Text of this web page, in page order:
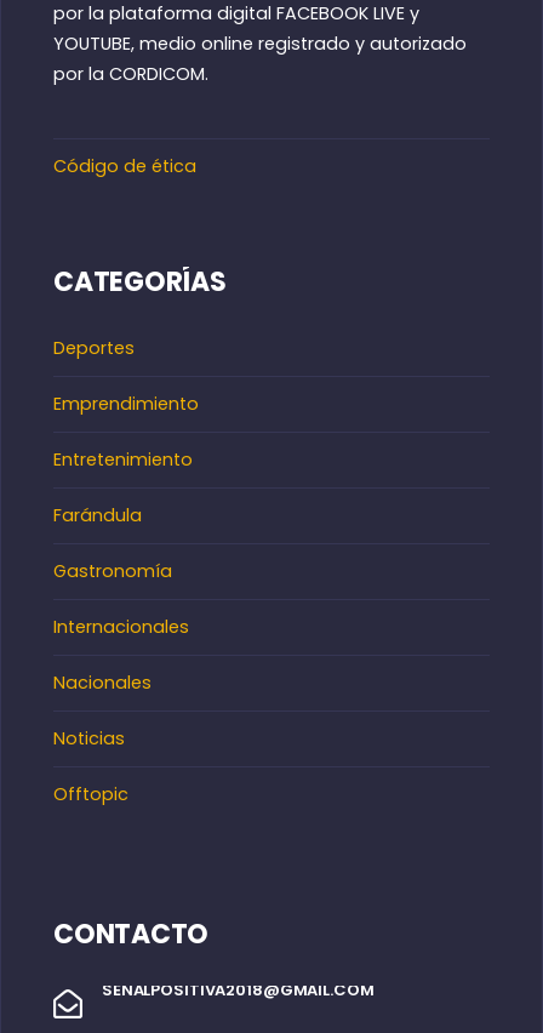
por la plataforma digital FACEBOOK LIVE y
YOUTUBE, medio online registrado y autorizado
por la CORDICOM.
Código de ética
CATEGORÍAS
Deportes
Emprendimiento
Entretenimiento
Farándula
Gastronomía
Internacionales
Nacionales
Noticias
Offtopic
CONTACTO
SENALPOSITIVA2018@GMAIL.COM